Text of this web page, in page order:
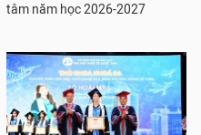
tâm năm học 2026-2027